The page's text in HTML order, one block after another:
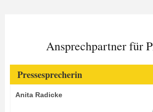
Ansprechpartner für
Pressesprecherin
Anita Radicke